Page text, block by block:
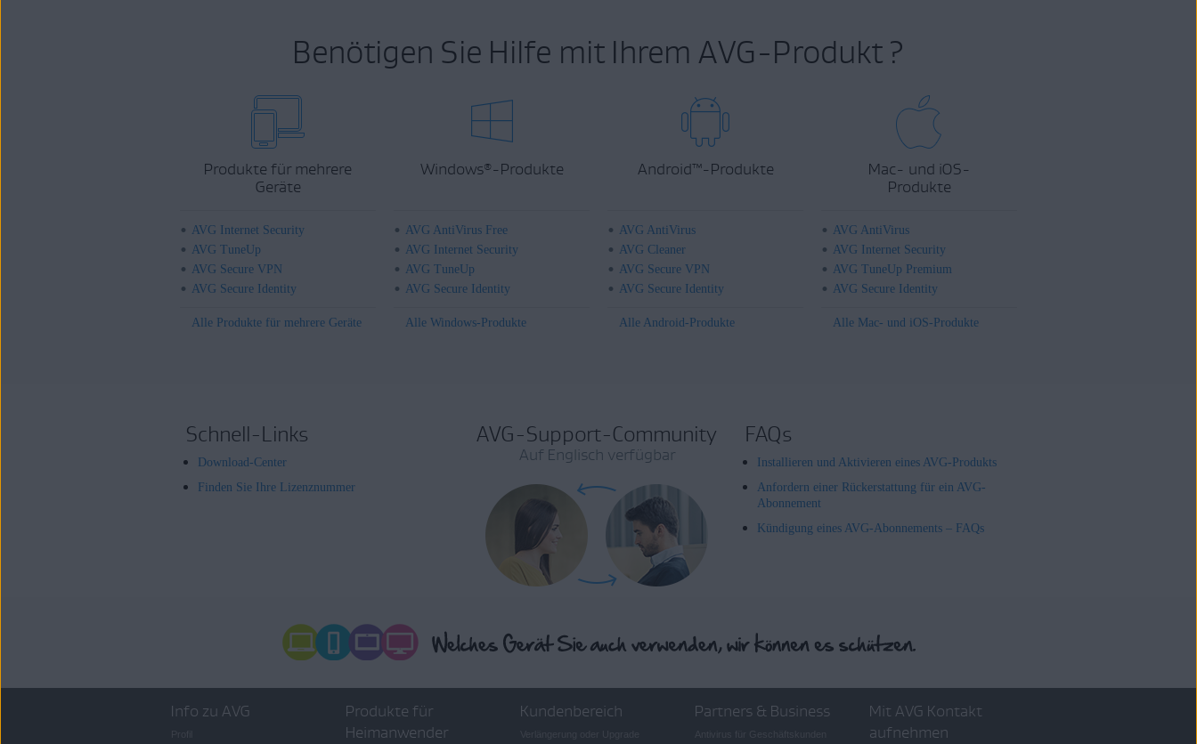
Benötigen Sie Hilfe mit Ihrem AVG-Produkt ?
Produkte für mehrere
Geräte
AVG Internet Security
AVG TuneUp
AVG Secure VPN
AVG Secure Identity
Alle Produkte für mehrere Geräte
Windows® -Produkte
AVG AntiVirus Free
AVG Internet Security
AVG TuneUp
AVG Secure Identity
Alle Windows-Produkte
Android™-Produkte
AVG AntiVirus
AVG Cleaner
AVG Secure VPN
AVG Secure Identity
Alle Android-Produkte
Mac- und iOS-
Produkte
AVG AntiVirus
AVG Internet Security
AVG TuneUp Premium
AVG Secure Identity
Alle Mac- und iOS-Produkte
Schnell-Links
Download-Center
Finden Sie Ihre Lizenznummer
AVG-Support-Community
Auf Englisch verfügbar
FAQs
Installieren und Aktivieren eines AVG-Produkts
Anfordern einer Rückerstattung für ein AVG-
Abonnement
Kündigung eines AVG-Abonnements – FAQs
Info zu AVG
Produkte für
Heimanwender
Kundenbereich Partners & Business
Mit AVG Kontakt
aufnehmen